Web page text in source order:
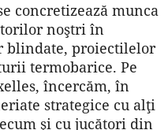
concretizează munca
noştri în
blindate, proiectilelor
termobarice. Pe
încercăm, în
strategice cu alţi
şi cu jucători din